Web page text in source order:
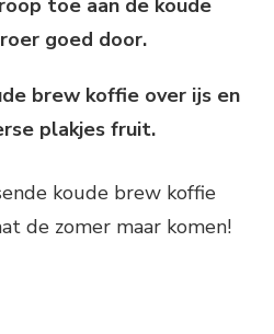
toe aan de koude
goed door.
brew koffie over ijs en
plakjes fruit.
koude brew koffie
de zomer maar komen!